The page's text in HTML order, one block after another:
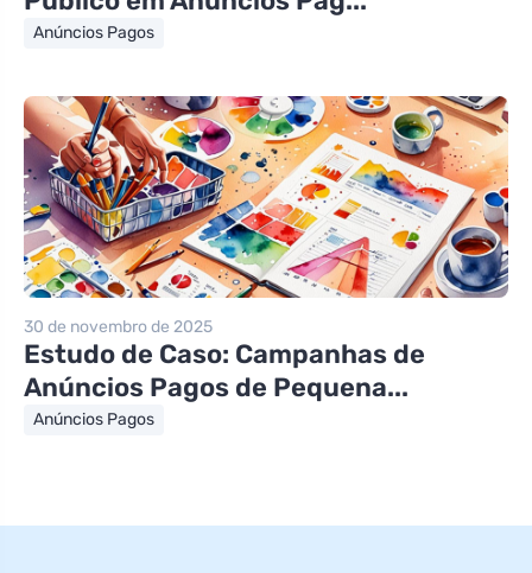
Anúncios Pagos
30 de novembro de 2025
Estudo de Caso: Campanhas de
Anúncios Pagos de Pequena...
Anúncios Pagos